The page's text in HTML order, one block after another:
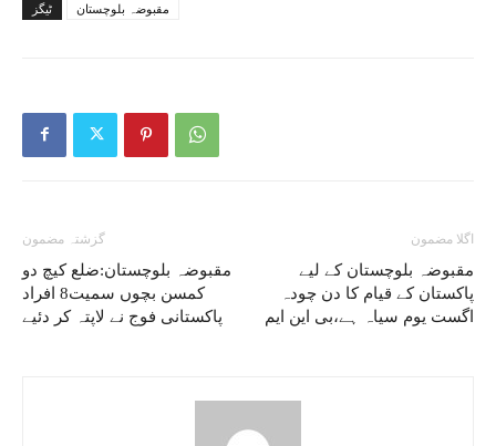
ٹیگز مقبوضہ بلوچستان
گزشتہ مضمون
مقبوضہ بلوچستان:ضلع کیچ دو
کمسن بچوں سمیت8 افراد
پاکستانی فوج نے لاپتہ کر دئیے
اگلا مضمون
مقبوضہ بلوچستان کے لیے
پاکستان کے قیام کا دن چودہ
اگست یوم سیاہ ہے،بی این ایم